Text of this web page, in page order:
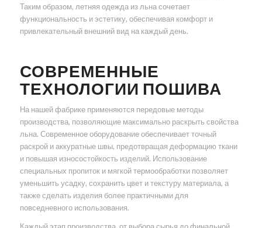
Таким образом, летняя одежда из льна сочетает
функциональность и эстетику, обеспечивая комфорт и
привлекательный внешний вид на каждый день.
СОВРЕМЕННЫЕ
ТЕХНОЛОГИИ ПОШИВА
На нашей фабрике применяются передовые методы
производства, позволяющие максимально раскрыть свойства
льна. Современное оборудование обеспечивает точный
раскрой и аккуратные швы, предотвращая деформацию ткани
и повышая износостойкость изделий. Использование
специальных пропиток и мягкой термообработки позволяет
уменьшить усадку, сохранить цвет и текстуру материала, а
также сделать изделия более практичными для
повседневного использования.